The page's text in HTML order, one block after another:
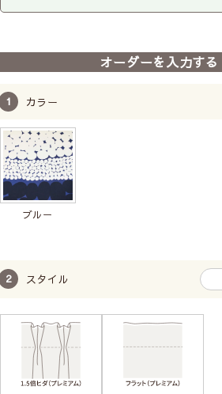
オーダーを入力する
カラー
ブルー
スタイル